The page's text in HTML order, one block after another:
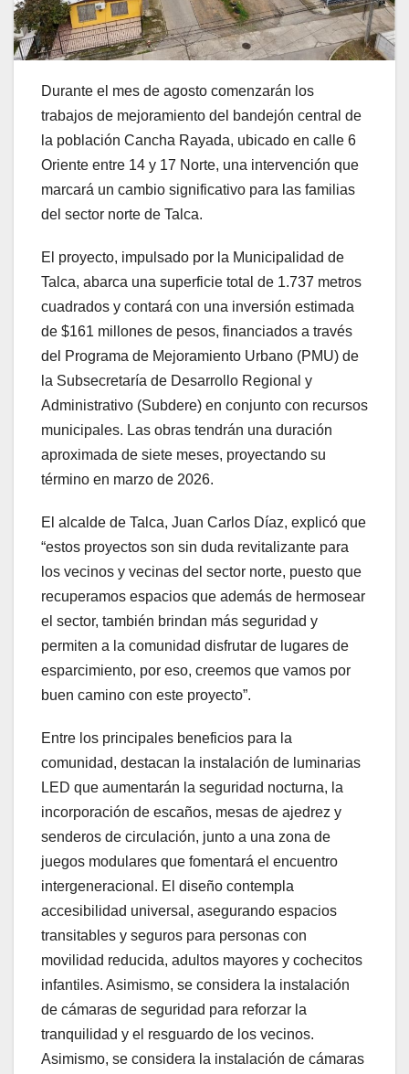
Durante el mes de agosto comenzarán los
trabajos de mejoramiento del bandejón central de
la población Cancha Rayada, ubicado en calle 6
Oriente entre 14 y 17 Norte, una intervención que
marcará un cambio significativo para las familias
del sector norte de Talca.
El proyecto, impulsado por la Municipalidad de
Talca, abarca una superficie total de 1.737 metros
cuadrados y contará con una inversión estimada
de $161 millones de pesos, financiados a través
del Programa de Mejoramiento Urbano (PMU) de
la Subsecretaría de Desarrollo Regional y
Administrativo (Subdere) en conjunto con recursos
municipales. Las obras tendrán una duración
aproximada de siete meses, proyectando su
término en marzo de 2026.
El alcalde de Talca, Juan Carlos Díaz, explicó que
“estos proyectos son sin duda revitalizante para
los vecinos y vecinas del sector norte, puesto que
recuperamos espacios que además de hermosear
el sector, también brindan más seguridad y
permiten a la comunidad disfrutar de lugares de
esparcimiento, por eso, creemos que vamos por
buen camino con este proyecto”.
Entre los principales beneficios para la
comunidad, destacan la instalación de luminarias
LED que aumentarán la seguridad nocturna, la
incorporación de escaños, mesas de ajedrez y
senderos de circulación, junto a una zona de
juegos modulares que fomentará el encuentro
intergeneracional. El diseño contempla
accesibilidad universal, asegurando espacios
transitables y seguros para personas con
movilidad reducida, adultos mayores y cochecitos
infantiles. Asimismo, se considera la instalación
de cámaras de seguridad para reforzar la
tranquilidad y el resguardo de los vecinos.
Asimismo, se considera la instalación de cámaras